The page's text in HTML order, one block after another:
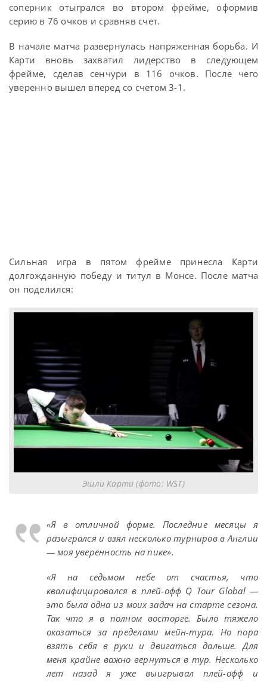
соперник отыгрался во втором фрейме, оформив
серию в 76 очков и сравняв счет.
В начале матча развернулась напряженная борьба. И
Карти вновь захватил лидерство в следующем
фрейме, сделав сенчури в 116 очков. После чего
уверенно вышел вперед со счетом 3-1.
Сильная игра в пятом фрейме принесла Карти
долгожданную победу и титул в Монсе. После матча
он поделился:
Эшли Карти (фото: WST)
«Я в отличной форме. Последние месяцы я
разыгрался и взял несколько турниров в Англии
— моя уверенность на пике».
«Я на седьмом небе от счастья, что
квалифицировался в плей-офф Q Tour Global —
это была одна из моих задач на старте сезона.
Так что я в полном восторге. Было тяжело
оказаться за пределами мейн-тура. Но пора
взять себя в руки и двигаться дальше. Для
меня крайне важно вернуться в тур. Несколько
лет назад я уже выигрывал плей-офф и